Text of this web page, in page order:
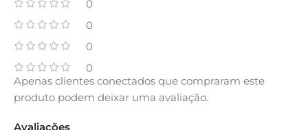
0
0
0
0
Avaliações
Apenas clientes conectados que compraram este
produto podem deixar uma avaliação.